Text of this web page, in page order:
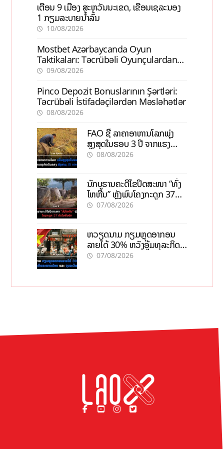
ເຕືອນ 9 ເມືອງ ສະຫວັນນະເຂດ, ເຂື່ອນເຊລະນອງ
1 ກຽມລະບາຍນ້ຳລົ້ນ
10/08/2026
Mostbet Azərbaycanda Oyun
Taktikaları: Təcrübəli Oyunçulardan
İpuçları
09/08/2026
Pinco Depozit Bonuslarının Şərtləri:
Təcrübəli İstifadəçilərdən Məsləhətlər
08/08/2026
FAO ຊີ້ ລາຄາອາຫານໂລກພຸ່ງ
ສູງສຸດໃນຮອບ 3 ປີ ຈາກແຮງ
ກົດດັນຂອງສົງຄາມ, El nino
08/08/2026
ນັກບູຮານຄະດີໄຂປິດສະໜາ “ທົ່ງ
ໄຫຫີນ” ຫຼັງພົບໂຄງກະດູກ 37
ຄົນໃນຫີນຍັກ
07/08/2026
ຫວຽດນາມ ກຽມຫຼຸດອາກອນ
ລາຍໄດ້ 30% ຫວັງອູ້ມທຸລະກິດ
ຂະໜາດນ້ອຍ ແລະ ຈຸນລະ
07/08/2026